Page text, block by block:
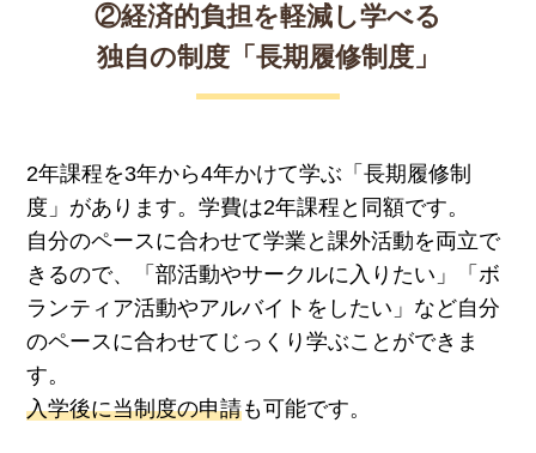
②経済的負担を軽減し学べる
独自の制度「長期履修制度」
2年課程を3年から4年かけて学ぶ「長期履修制
度」があります。学費は2年課程と同額です。
自分のペースに合わせて学業と課外活動を両立で
きるので、「部活動やサークルに入りたい」「ボ
ランティア活動やアルバイトをしたい」など自分
のペースに合わせてじっくり学ぶことができま
す。
入学後に当制度の申請も可能です。